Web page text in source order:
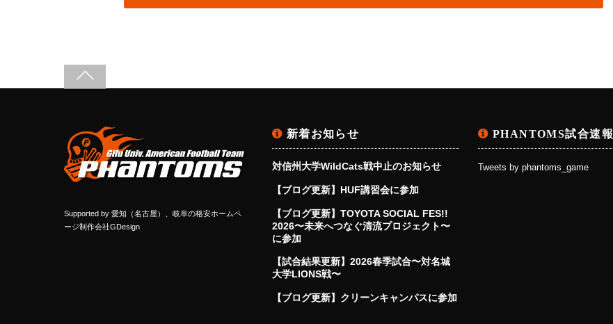
Supported by 愛知（名古屋）、岐阜の格安ホームペ
ージ制作会社GDesign
新着お知らせ
対信州大学WildCats戦中止のお知らせ
【ブログ更新】HUF講習会に参加
【ブログ更新】TOYOTA SOCIAL FES!!
2026〜未来へつなぐ清流プロジェクト〜
に参加
【試合結果更新】2026春季試合〜対名城
大学LIONS戦〜
【ブログ更新】クリーンキャンパスに参加
PHANTOMS試合速報
Tweets by phantoms_game